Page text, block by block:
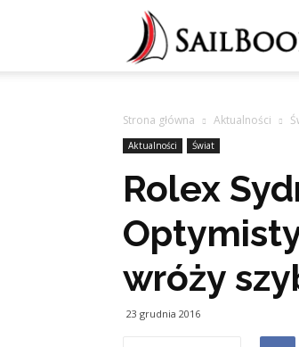
Strona główna Aktualności
Aktualności Świat
Rolex
wróży
23 grudnia 2016